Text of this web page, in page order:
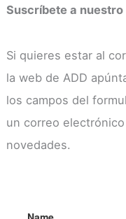
Suscríbete a nuestro
Si quieres estar al
la web de ADD
los campos del
un correo
novedades.